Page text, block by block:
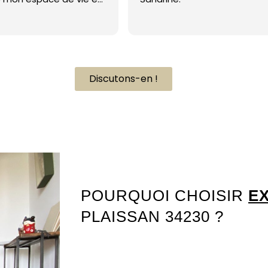
de paix. Sa
souci du détail
unique et
énorme merci
mes rêves de
! 5 étoiles
pour exprimer ma
Discutons-en !
POURQUOI CHOISIR
PLAISSAN 34230 ?